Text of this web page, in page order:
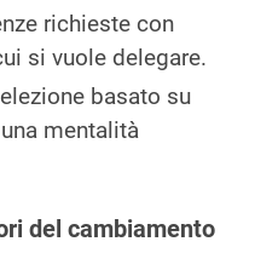
richieste con
si vuole delegare.
basato su
mentalità
del cambiamento